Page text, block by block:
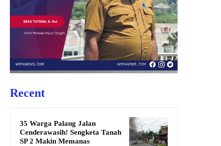
Recent
35 Warga Palang Jalan
Cenderawasih! Sengketa Tanah
SP 2 Makin Memanas